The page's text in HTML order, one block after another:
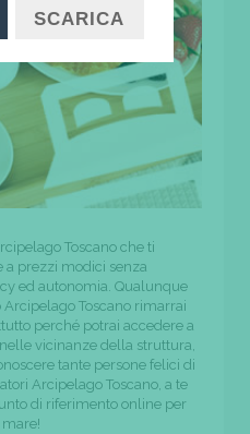
Toscano che ti
a prezzi modici senza
ed autonomia. Qualunque
Toscano rimarrai
perché potrai accedere a
vicinanze della struttura,
tante persone felici di
Arcipelago Toscano, a te
di riferimento online per
SCARICA